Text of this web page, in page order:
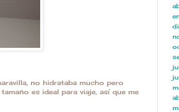
no hidrataba mucho pero
es ideal para viaje, así que me